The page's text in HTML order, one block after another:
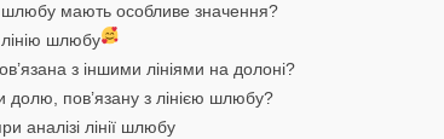
шлюбу мають особливе значення?
лінію шлюбу
з іншими лініями на долоні?
долю, пов’язану з лінією шлюбу?
аналізі лінії шлюбу